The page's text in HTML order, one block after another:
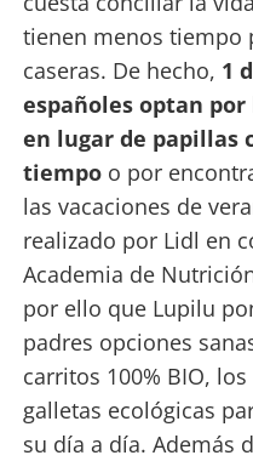
tienen menos tiempo
caseras. De hecho, 1
españoles optan
en lugar de papillas
tiempoo por
las vacaciones de
realizado por Lidl en
Academia de
por ello que Lupilu
padres opciones
carritos 100% BIO,
galletas ecológicas
su día a día. Además